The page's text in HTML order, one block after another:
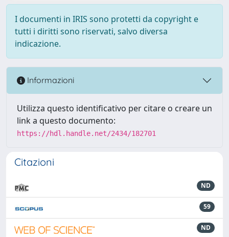
I documenti in IRIS sono protetti da copyright e
tutti i diritti sono riservati, salvo diversa
indicazione.
Informazioni
Utilizza questo identificativo per citare o creare un
link a questo documento:
https://hdl.handle.net/2434/182701
Citazioni
ND
59
ND